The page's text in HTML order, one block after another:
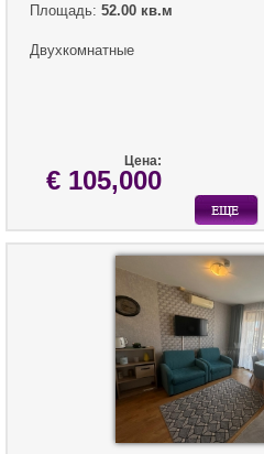
Площадь: 52.00 кв.м
Двухкомнатные
Цена:
€ 105,000